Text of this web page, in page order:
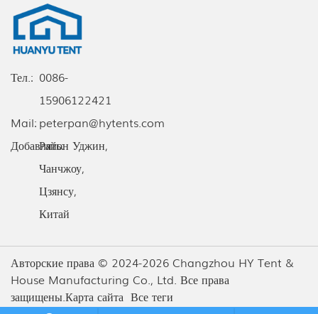
Добавлять:Район Уджин,
Чанчжоу,
Цзянсу,
Китай
Тел.: 0086-
15906122421
Mail: peterpan@hytents.com
Авторские права © 2024-2026 Changzhou HY Tent &
House Manufacturing Co., Ltd. Все права
защищены.Карта сайта Все теги